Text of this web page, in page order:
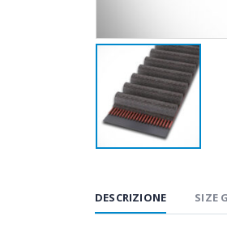
DESCRIZIONE SIZE